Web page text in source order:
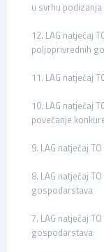
u svrhu
12. LAG natječaj
poljoprivrednih
11. LAG natječaj
10. LAG natječaj
povećanje
9. LAG natječaj
8. LAG natječaj
gospodarstava
7. LAG natječaj
gospodarstava